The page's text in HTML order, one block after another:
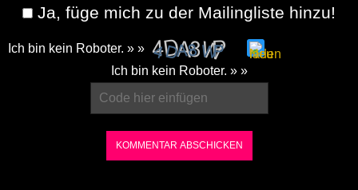
Ja, füge mich zu der Mailingliste hinzu!
Ich bin kein Roboter. » »
Ich bin kein Roboter. » »